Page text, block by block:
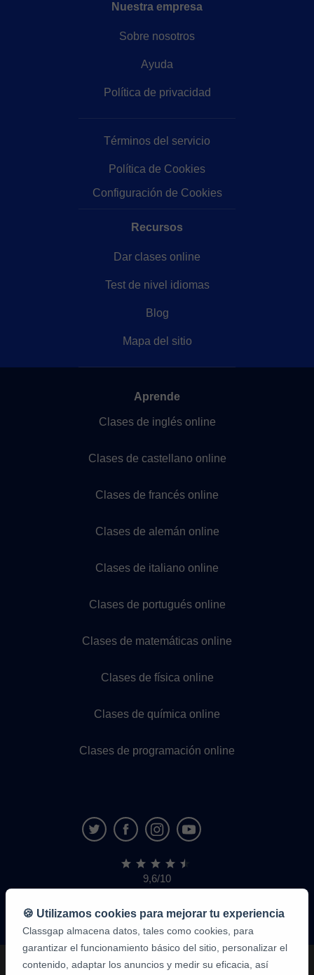
Nuestra empresa
Sobre nosotros
Ayuda
Política de privacidad
Términos del servicio
Política de Cookies
Configuración de Cookies
Recursos
Dar clases online
Test de nivel idiomas
Blog
Mapa del sitio
Aprende
Clases de inglés online
Clases de castellano online
Clases de francés online
Clases de alemán online
Clases de italiano online
Clases de portugués online
Clases de matemáticas online
Clases de física online
Clases de química online
Clases de programación online
9,6/10
1.339.284
de
alumnos
🍪 Utilizamos cookies para mejorar tu experiencia
Classgap almacena datos, tales como cookies, para
garantizar el funcionamiento básico del sitio, personalizar el
contenido, adaptar los anuncios y medir su eficacia, así